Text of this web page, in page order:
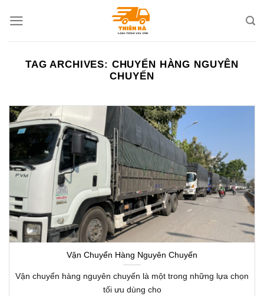
TAG ARCHIVES: CHUYỂN HÀNG NGUYÊN
CHUYẾN
Vận Chuyển Hàng Nguyên Chuyến
Vận chuyển hàng nguyên chuyến là một trong những lựa chọn
tối ưu dùng cho